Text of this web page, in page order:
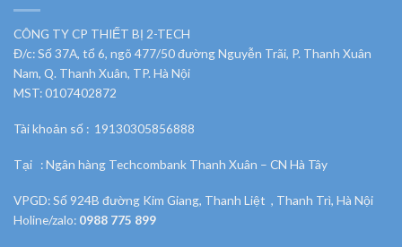
CÔNG TY CP THIẾT BỊ 2-TECH
Đ/c: Số 37A, tổ 6, ngõ 477/50 đường Nguyễn Trãi, P. Thanh Xuân
Nam, Q. Thanh Xuân, TP. Hà Nội
MST: 0107402872
Tài khoản số : 19130305856888
Tại : Ngân hàng Techcombank Thanh Xuân – CN Hà Tây
VPGD: Số 924B đường Kim Giang, Thanh Liệt , Thanh Trì, Hà Nội
Holine/zalo: 0988 775 899